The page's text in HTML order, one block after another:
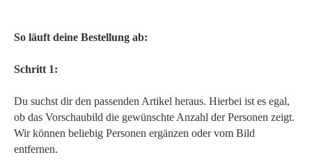
So läuft deine Bestellung ab:
Schritt 1:
Du suchst dir den passenden Artikel heraus. Hierbei ist es egal,
ob das Vorschaubild die gewünschte Anzahl der Personen zeigt.
Wir können beliebig Personen ergänzen oder vom Bild
entfernen.